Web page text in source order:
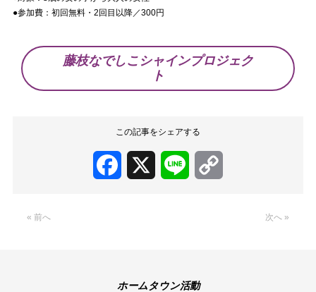
●参加費：初回無料・2回目以降／300円
藤枝なでしこシャインプロジェク
ト
この記事をシェアする
Facebook Line
« 前へ 次へ »
ホームタウン活動